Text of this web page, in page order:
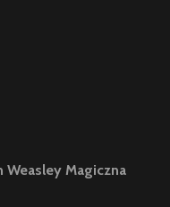
Weasley Magiczna